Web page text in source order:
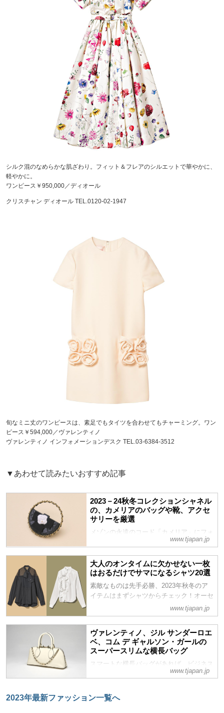
シルク混のなめらかな肌ざわり。フィット＆フレアのシルエットで華やかに、
軽やかに。
ワンピース￥950,000／ディオール
クリスチャン ディオール TEL.0120-02-1947
旬なミニ丈のワンピースは、素足でもタイツを合わせてもチャーミング。ワン
ピース￥594,000／ヴァレンティノ
ヴァレンティノ インフォメーションデスク TEL.03-6384-3512
▼あわせて読みたいおすすめ記事
2023－24秋冬コレクションシャネル
の、カメリアのバッグや靴、アクセ
サリーを厳選
メゾンの永遠のコード「カメリア」にフォ
ーカスした、シャネルの2023－24秋冬コ
たたずまいに洗練された優雅な気配が漂
う、世にも可憐な「カメリア」アイテムを
厳選ご紹介
www.tjapan.jp
大人のオンタイムに欠かせない一枚
はおるだけでサマになるシャツ20選
素敵なものは先手必勝、2023年秋冬のア
イテムはまずシャツからチェック！オーセ
ンティックでタイムレス、様々なシーンに
対応する底力あるシャツを厳選ご紹介
www.tjapan.jp
ヴァレンティノ、ジル サンダーロエ
ベ、コム デ ギャルソン・ガールの
スーパースリムな横長バッグ
スマートな横長バッグがあれば、ビジネス
から華やかなお出かけまでフルに活躍。バ
必要なときにサッと取り出せる。持てば着
こなしが洗練される、エレガントな横長バ
www.tjapan.jp
2023年最新ファッション一覧へ